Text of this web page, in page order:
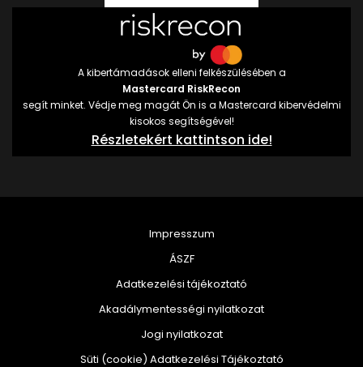
A kibertámadások elleni felkészülésében a
Mastercard RiskRecon
segít minket. Védje meg magát Ön is a Mastercard kibervédelmi
kisokos segítségével!
Részletekért kattintson ide!
Impresszum
ÁSZF
Adatkezelési tájékoztató
Akadálymentességi nyilatkozat
Jogi nyilatkozat
Süti (cookie) Adatkezelési Tájékoztató